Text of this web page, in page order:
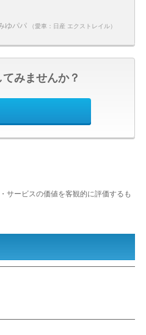
ゆパパ （愛車：日産 エクストレイル）
みませんか？
サービスの価値を客観的に評価するも